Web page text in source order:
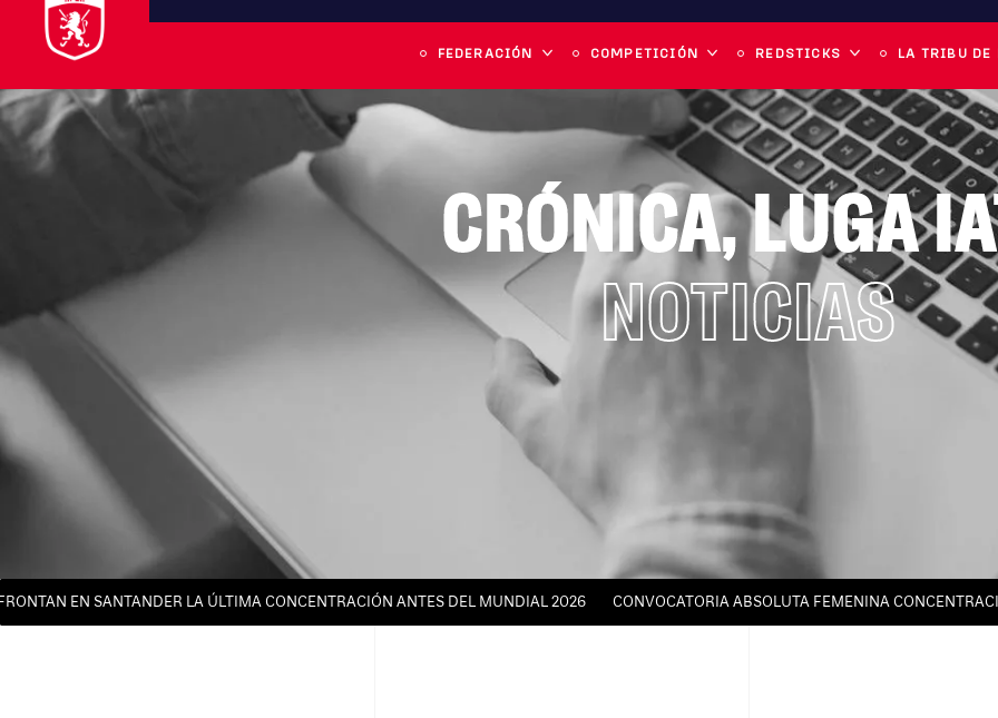
FEDERACIÓN COMPETICIÓN REDSTICKS LA TRIBU DE
CRÓNICA,LUGA
NOTICIAS
EN SANTANDER LA ÚLTIMA CONCENTRACIÓN ANTES DEL MUNDIAL 2026 CONVOCATORIA ABSOLUTA FEMENINA